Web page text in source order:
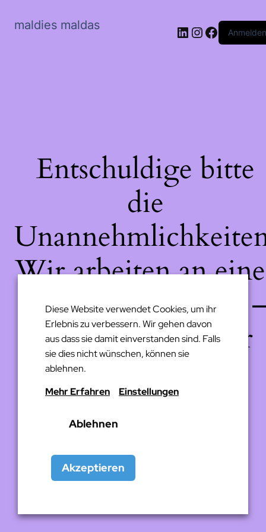
maldies maldas LinkedIn
Instagram
Anmelden
Entschuldige bitte
die
Wir arbeiten an
großartigen Sache
schau bald wieder
Diese Website verwendet Cookies, um ihr
Erlebnis zu verbessern. Wir gehen davon
aus dass sie damit einverstanden sind. Falls
sie dies nicht wünschen, können sie
ablehnen.
Mehr Erfahren
Einstellungen
Ablehnen
Akzeptieren